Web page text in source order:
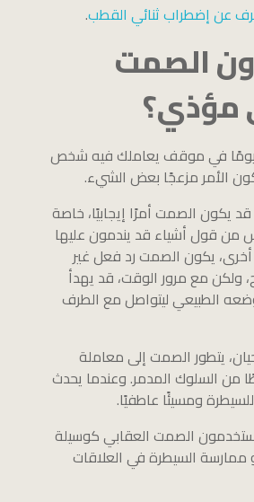
عن إضطراب ثنائي القطب.
الصمت
مؤذي؟
في موقف يعاملك فيه شخص
الأمر مزعجًا بعض الشيء.
يكون الصمت أمرًا إيجابيًا، خاصة
من قول أشياء قد يندمون عليها
أخرى، يكون الصمت رد فعل غير
مع مرور الوقت، قد يهدأ
الطبيعي ليتواصل مع الطرف
يتطور الصمت إلى معاملة
من السلوك المدمر. وعندما يحدث
ومسيئًا عاطفيًا.
الصمت العقابي كوسيلة
ممارسة السيطرة في العلاقات